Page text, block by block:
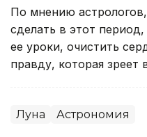
По мнению
сделать в этот
ее уроки, очистить
правду, которая зреет
Луна Астрономия